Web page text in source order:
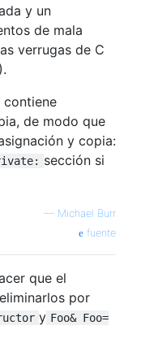
y un
de mala
verrugas de C
contiene
de modo que
y copia:
sección si
— Michael Burr
fuente
que el
por
y Foo& Foo=